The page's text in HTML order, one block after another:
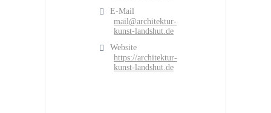
E-Mail
mail@architektur-
kunst-landshut.de
Website
https://architektur-
kunst-landshut.de